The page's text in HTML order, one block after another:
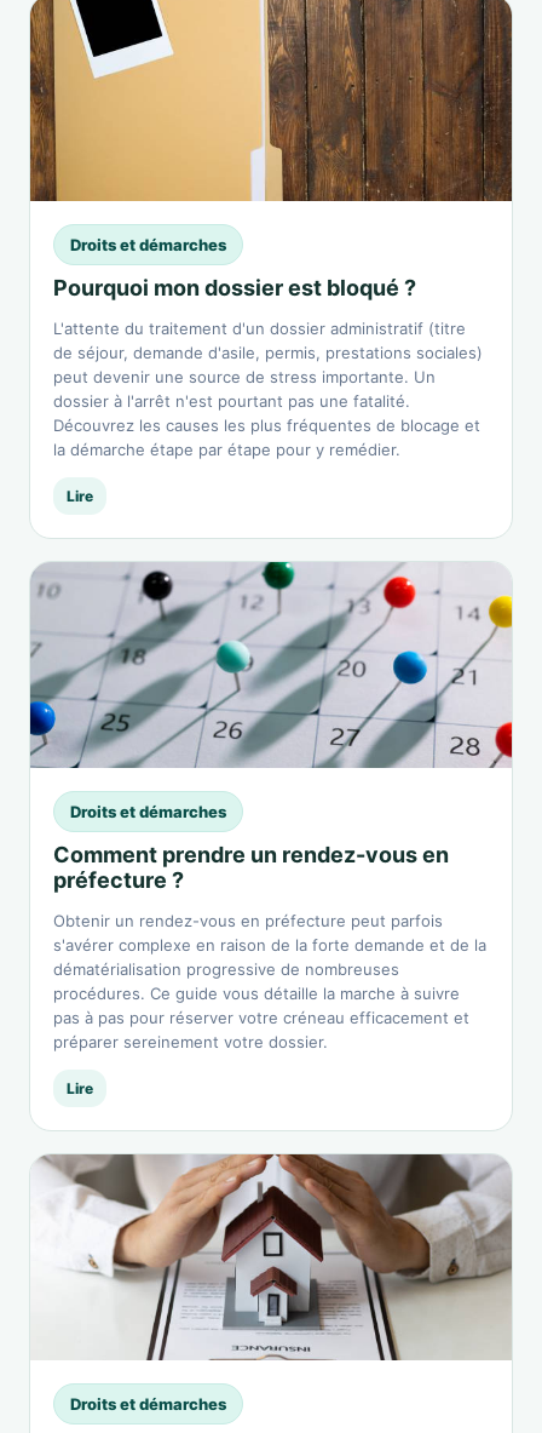
Droits et démarches
Pourquoi mon dossier est bloqué ?
L'attente du traitement d'un dossier administratif (titre
de séjour, demande d'asile, permis, prestations sociales)
peut devenir une source de stress importante. Un
dossier à l'arrêt n'est pourtant pas une fatalité.
Découvrez les causes les plus fréquentes de blocage et
la démarche étape par étape pour y remédier.
Lire
Droits et démarches
Comment prendre un rendez-vous en
préfecture ?
Obtenir un rendez-vous en préfecture peut parfois
s'avérer complexe en raison de la forte demande et de la
dématérialisation progressive de nombreuses
procédures. Ce guide vous détaille la marche à suivre
pas à pas pour réserver votre créneau efficacement et
préparer sereinement votre dossier.
Lire
Droits et démarches